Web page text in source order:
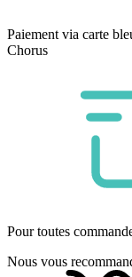
Paiement via carte
Chorus
Pour toutes
Nous vous